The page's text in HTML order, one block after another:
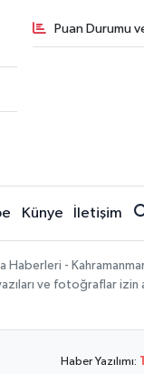
Puan Durumu
Künye İletişim
Haberleri -
ve fotoğraflar izin
Haber Yazılımı: